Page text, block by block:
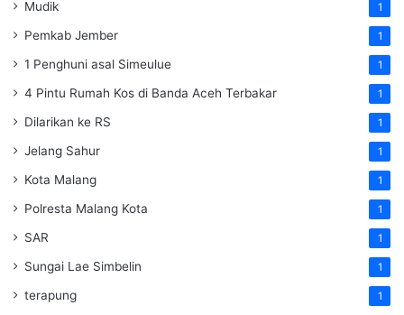
Mudik 1
Pemkab Jember 1
1 Penghuni asal Simeulue 1
4 Pintu Rumah Kos di Banda Aceh Terbakar 1
Dilarikan ke RS 1
Jelang Sahur 1
Kota Malang 1
Polresta Malang Kota 1
SAR 1
Sungai Lae Simbelin 1
terapung 1